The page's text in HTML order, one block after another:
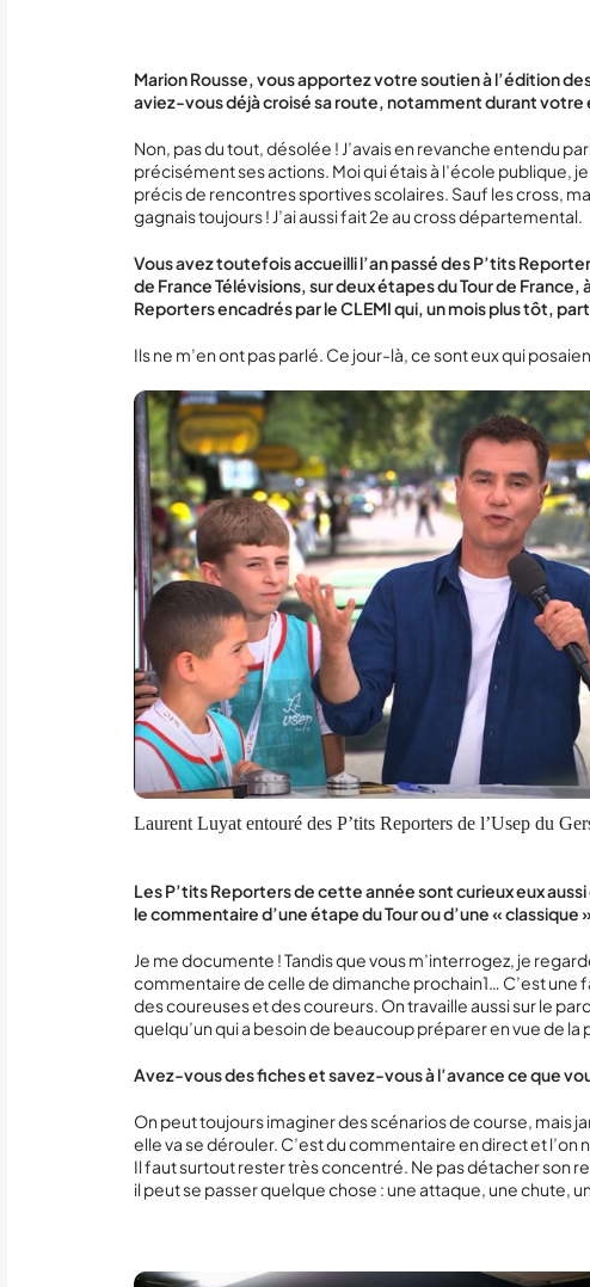
Marion Rousse, vous apportez votre soutien à l’édition
aviez-vous déjà croisé sa route, notamment durant votre
Non, pas du tout, désolée ! J’avais en revanche entendu
précisément ses actions. Moi qui étais à l’école publique,
précis de rencontres sportives scolaires. Sauf les cross,
gagnais toujours ! J’ai aussi fait 2eau cross départemental.
Vous avez toutefois accueilli l’an passé des P’tits
de France Télévisions, sur deux étapes du Tour de France,
Reporters encadrés par le CLEMI qui, un mois plus tôt,
Ils ne m’en ont pas parlé. Ce jour-là, ce sont eux qui
Laurent Luyat entouré des P’tits Reporters de l’Usep du
Les P’tits Reporters de cette année sont curieux eux
le commentaire d’une étape du Tour ou d’une « classique
Je me documente ! Tandis que vous m’interrogez, je
commentaire de celle de dimanche prochain1… C’est une
des coureuses et des coureurs. On travaille aussi sur le
quelqu’un qui a besoin de beaucoup préparer en vue de la
Avez-vous des fiches et savez-vous à l’avance ce que
On peut toujours imaginer des scénarios de course, mais
elle va se dérouler. C’est du commentaire en direct et
Il faut surtout rester très concentré. Ne pas détacher son
il peut se passer quelque chose : une attaque, une chute,